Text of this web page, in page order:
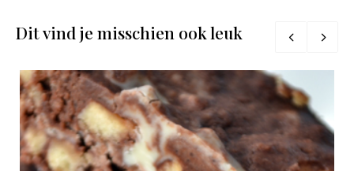
Dit vind je misschien ook leuk